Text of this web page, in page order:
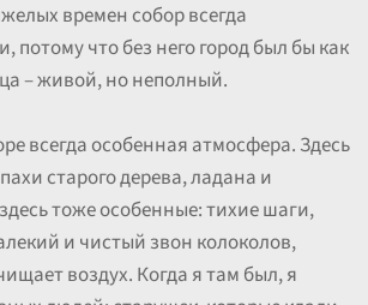
времен собор всегда
потому что без него город был бы как
– живой, но неполный.
всегда особенная атмосфера. Здесь
старого дерева, ладана и
тоже особенные: тихие шаги,
и чистый звон колоколов,
воздух. Когда я там был, я